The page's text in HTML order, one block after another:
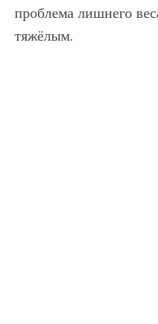
проблема лишнего
тяжёлым.